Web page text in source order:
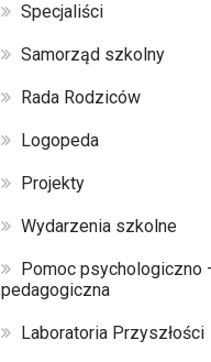
Specjaliści
Samorząd szkolny
Rada Rodziców
Logopeda
Projekty
Wydarzenia szkolne
Pomoc psychologiczno
pedagogiczna
Laboratoria Przyszłości